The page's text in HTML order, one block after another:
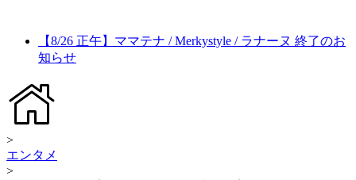
【8/26 正午】ママテナ / Merkystyle / ラナーヌ 終了のお
知らせ
>
エンタメ
>